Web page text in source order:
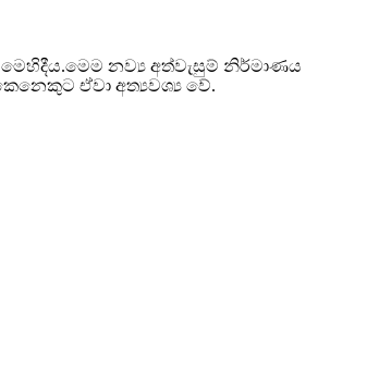
නව්‍ය අත්වැසුම් නිර්මාණය
ඒවා අත්‍යවශ්‍ය වේ.